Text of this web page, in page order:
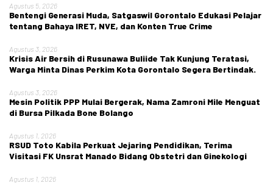
Agustus 5, 2026
Bentengi Generasi Muda, Satgaswil Gorontalo Edukasi Pelajar
tentang Bahaya IRET, NVE, dan Konten True Crime
Agustus 3, 2026
Krisis Air Bersih di Rusunawa Buliide Tak Kunjung Teratasi,
Warga Minta Dinas Perkim Kota Gorontalo Segera Bertindak.
Agustus 3, 2026
Mesin Politik PPP Mulai Bergerak, Nama Zamroni Mile Menguat
di Bursa Pilkada Bone Bolango
Agustus 1, 2026
RSUD Toto Kabila Perkuat Jejaring Pendidikan, Terima
Visitasi FK Unsrat Manado Bidang Obstetri dan Ginekologi
Agustus 1, 2026